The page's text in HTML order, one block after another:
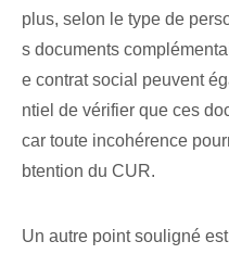
plus, selon le type de
s documents
e contrat social peuvent
ntiel de vérifier que ces
car toute incohérence
btention du CUR.
Un autre point⁢ souligné‍